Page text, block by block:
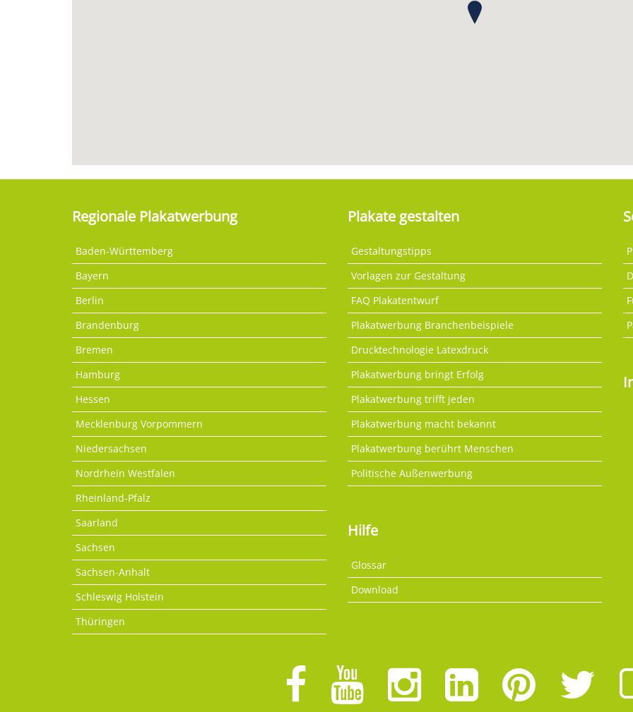
Regionale Plakatwerbung
Baden-Württemberg
Bayern
Berlin
Brandenburg
Bremen
Hamburg
Hessen
Mecklenburg Vorpommern
Niedersachsen
Nordrhein Westfalen
Rheinland-Pfalz
Saarland
Sachsen
Sachsen-Anhalt
Schleswig Holstein
Thüringen
Plakate gestalten
Gestaltungstipps
Vorlagen zur Gestaltung
FAQ Plakatentwurf
Plakatwerbung Branchenbeispiele
Drucktechnologie Latexdruck
Plakatwerbung bringt Erfolg
Plakatwerbung trifft jeden
Plakatwerbung macht bekannt
Plakatwerbung berührt Menschen
Politische Außenwerbung
Hilfe
Glossar
Download